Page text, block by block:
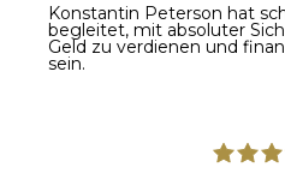
Konstantin Peterson hat
begleitet, mit absoluter
Geld zu verdienen und
sein.